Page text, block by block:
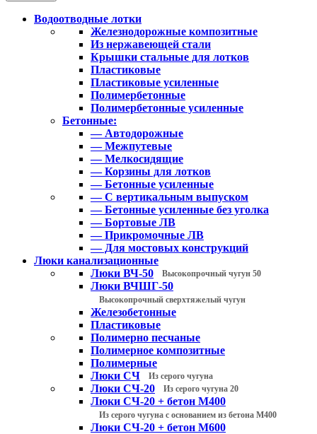
Водоотводные лотки
Железнодорожные композитные
Из нержавеющей стали
Крышки стальные для лотков
Пластиковые
Пластиковые усиленные
Полимербетонные
Полимербетонные усиленные
Бетонные:
— Автодорожные
— Межпутевые
— Мелкосидящие
— Корзины для лотков
— Бетонные усиленные
— С вертикальным выпуском
— Бетонные усиленные без уголка
— Бортовые ЛВ
— Прикромочные ЛВ
— Для мостовых конструкций
Люки канализационные
Люки ВЧ-50
Высокопрочный чугун 50
Люки ВЧШГ-50
Высокопрочный сверхтяжелый чугун
Железобетонные
Пластиковые
Полимерно песчаные
Полимерное композитные
Полимерные
Люки СЧ
Из серого чугуна
Люки СЧ-20 Из серого чугуна 20
Люки СЧ-20 + бетон М400
Из серого чугуна с основанием из бетона М400
Люки СЧ-20 + бетон М600